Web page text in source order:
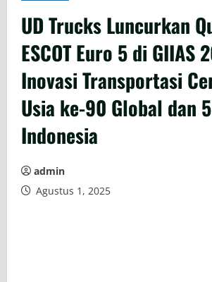
UD Trucks Luncurkan
ESCOT Euro 5 di GIIAS
Inovasi Transportasi
Usia ke-90 Global dan
Indonesia
admin
Agustus 1, 2025